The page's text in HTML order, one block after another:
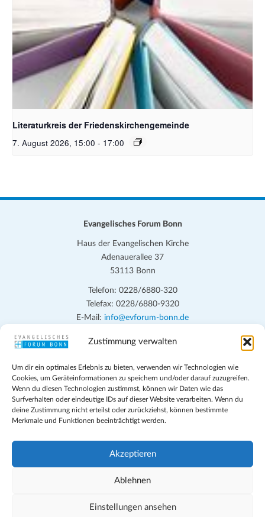
Zustimmung verwalten
Um dir ein optimales Erlebnis zu bieten, verwenden wir Technologien wie
Cookies, um Geräteinformationen zu speichern und/oder darauf zuzugreifen.
Wenn du diesen Technologien zustimmst, können wir Daten wie das
Surfverhalten oder eindeutige IDs auf dieser Website verarbeiten. Wenn du
deine Zustimmung nicht erteilst oder zurückziehst, können bestimmte
Merkmale und Funktionen beeinträchtigt werden.
Akzeptieren
Ablehnen
Einstellungen ansehen
Bildquelle Pixabay
Literaturkreis der Friedenskirchengemeinde
7. August 2026, 15:00 - 17:00
Evangelisches Forum Bonn
Haus der Evangelischen Kirche
Adenauerallee 37
53113 Bonn
Telefon: 0228/6880-320
Telefax: 0228/6880-9320
E-Mail: info@evforum-bonn.de
Das Evangelische Forum Bonn will in seinen zentralen
persönlichen, beruflichen, kirchlichen und öffentlichen Lebens
eingehen, zu offener Begegnung und ehrlicher Auseinandersetzung
anregen und mithelfen, aus der Verheißung des Evangeliums heraus
im individuellen und gesellschaftlichen Leben verantwortlich zu
denken, zu reden und zu handeln.
Impressum
Teilnahmebedingungen
Cookie-Richtlinie (EU)